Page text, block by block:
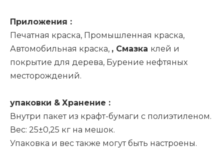
Приложения :
Печатная краска, Промышленная краска,
Автомобильная краска, , Смазка клей и
покрытие для дерева, Бурение нефтяных
месторождений.
упаковки & Хранение :
Внутри пакет из крафт-бумаги с полиэтиленом.
Вес: 25±0,25 кг на мешок.
Упаковка и вес также могут быть настроены.